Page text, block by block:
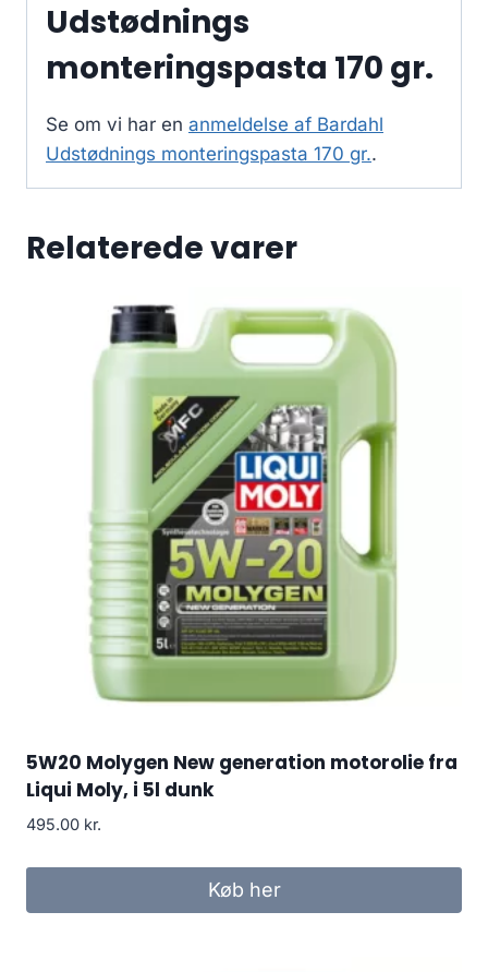
Udstødnings
monteringspasta 170 gr.
Se om vi har en anmeldelse af Bardahl
Udstødnings monteringspasta 170 gr..
Relaterede varer
5W20 Molygen New generation motorolie fra
Liqui Moly, i 5l dunk
495.00 kr.
Køb her